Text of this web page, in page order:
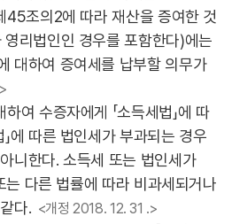
조의2에 따라 재산을 증여한 것
리법인인 경우를 포함한다)에는
대하여 증여세를 납부할 의무가
여 수증자에게 「소득세법」에 따
에 따른 법인세가 부과되는 경우
니한다. 소득세 또는 법인세가
또는 다른 법률에 따라 비과세되거나
다. <개정 2018. 12. 31 .>